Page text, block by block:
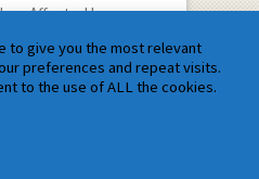
Affected by
Side Effects of
Develop
7, 2026
तकनीकी से
के दुष्प्रभाव को
to give you the most relevant
preferences and repeat visits.
to the use of ALL the cookies.